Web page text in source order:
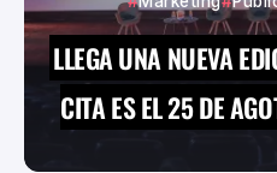
LLEGA UNA NUEVA
CITA ES EL 25 DE